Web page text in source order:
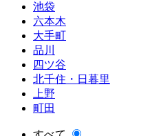
池袋
六本木
大手町
品川
四ツ谷
北千住・日暮里
上野
町田